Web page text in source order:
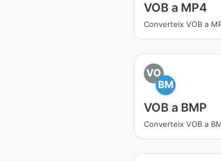
VOB a MP4
Converteix VOB a
VO
BM
VOB a BMP
Converteix VOB a